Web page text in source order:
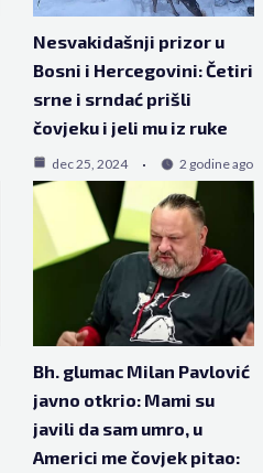
Nesvakidašnji prizor u
Bosni i Hercegovini: Četiri
srne i srndać prišli
čovjeku i jeli mu iz ruke
dec 25, 2024 2 godine ago
Bh. glumac Milan Pavlović
javno otkrio: Mami su
javili da sam umro, u
Americi me čovjek pitao: